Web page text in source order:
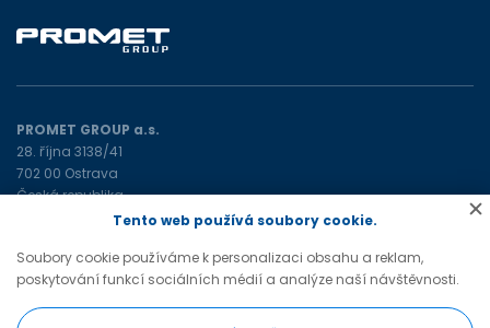
PROMET GROUP a.s.
28. října 3138/41
702 00 Ostrava
Česká republika
promet@prometgroup.eu
+420 596 621 472
(tel)
+420 596 621 482
Tento web používá soubory cookie.
Soubory cookie používáme k personalizaci obsahu a reklam,
poskytování funkcí sociálních médií a analýze naší návštěvnosti.